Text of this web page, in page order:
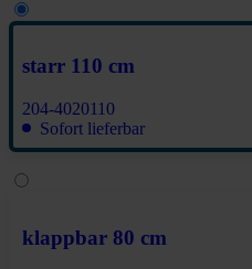
starr 110 cm
204-4020110
Sofort lieferbar
klappbar 80 cm